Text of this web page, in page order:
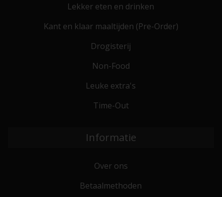
Lekker eten en drinken
Kant en klaar maaltijden (Pre-Order)
Drogisterij
Non-Food
Leuke extra's
Time-Out
Informatie
Over ons
Betaalmethoden